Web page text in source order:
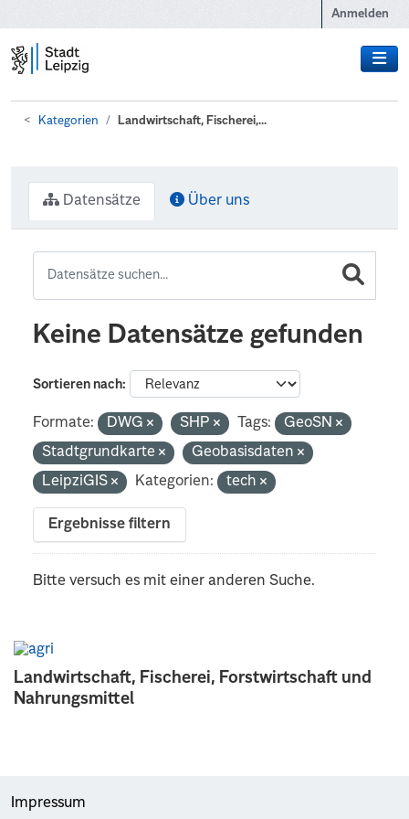
Anmelden
Kategorien Landwirtschaft, Fischerei,...
Landwirtschaft, Fischerei, Forstwirtschaft und
Nahrungsmittel
Datensätze Über uns
Keine Datensätze gefunden
Sortieren nach
Formate: DWG SHP Tags:
GeoSN
Stadtgrundkarte
Geobasisdaten
LeipziGIS
Kategorien: tech
Ergebnisse filtern
Bitte versuch es mit einer anderen Suche.
Impressum